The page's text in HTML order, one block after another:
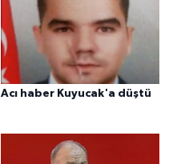
Acı haber Kuyucak'a düştü